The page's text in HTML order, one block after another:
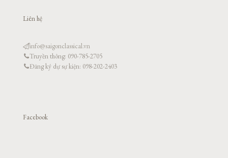
Liên hệ
info@saigonclassical.vn
Truyền thông: 090-785-2705
Đăng ký dự sự kiện: 098-202-2403
Facebook